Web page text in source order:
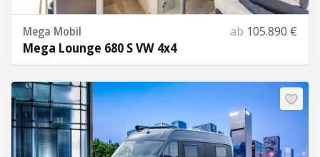
Mega Mobil ab 105.890 €
Mega Lounge 680 S VW 4x4